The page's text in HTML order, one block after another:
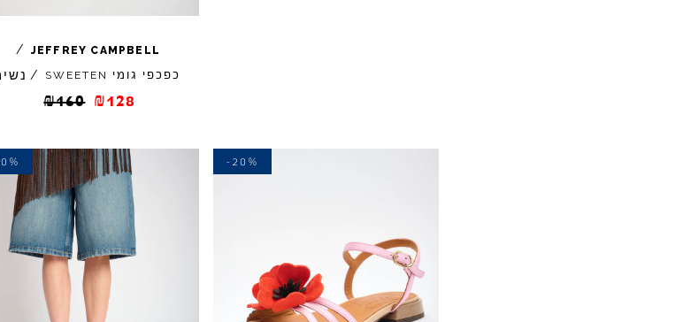
JEFFREY CAMPBELL
/
כפכפי גומי
SWEETEN
/
₪160 ₪128
-20%